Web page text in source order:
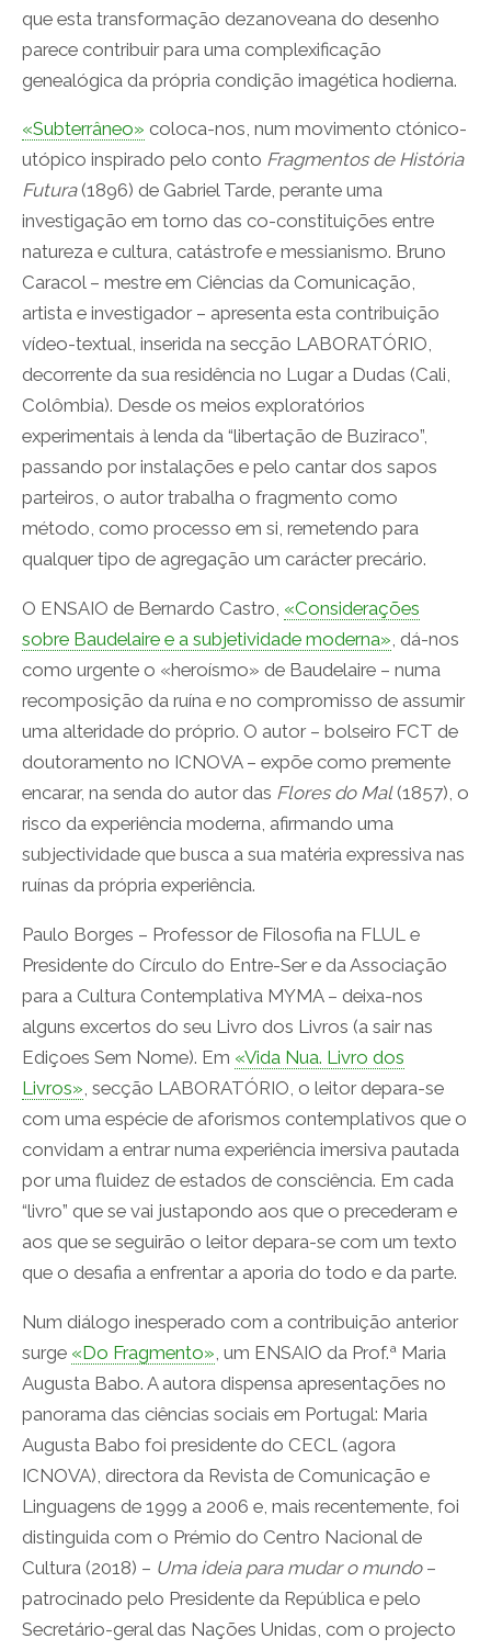
que esta transformação dezanoveana do desenho
parece contribuir para uma complexificação
genealógica da própria condição imagética hodierna.
«Subterrâneo» coloca-nos, num movimento ctónico-
utópico inspirado pelo conto Fragmentos de História
Futura(1896) de Gabriel Tarde, perante uma
investigação em torno das co-constituições entre
natureza e cultura, catástrofe e messianismo. Bruno
Caracol – mestre em Ciências da Comunicação,
artista e investigador – apresenta esta contribuição
vídeo-textual, inserida na secção LABORATÓRIO,
decorrente da sua residência no Lugar a Dudas (Cali,
Colômbia). Desde os meios exploratórios
experimentais à lenda da “libertação de Buziraco”,
passando por instalações e pelo cantar dos sapos
parteiros, o autor trabalha o fragmento como
método, como processo em si, remetendo para
qualquer tipo de agregação um carácter precário.
O ENSAIO de Bernardo Castro, «Considerações
sobre Baudelaire e a subjetividade moderna», dá-nos
como urgente o «heroísmo» de Baudelaire – numa
recomposição da ruína e no compromisso de assumir
uma alteridade do próprio. O autor – bolseiro FCT de
doutoramento no ICNOVA – expõe como premente
encarar, na senda do autor das Flores do Mal(1857), o
risco da experiência moderna, afirmando uma
subjectividade que busca a sua matéria expressiva nas
ruínas da própria experiência.
Paulo Borges – Professor de Filosofia na FLUL e
Presidente do Círculo do Entre-Ser e da Associação
para a Cultura Contemplativa MYMA – deixa-nos
alguns excertos do seu Livro dos Livros (a sair nas
Ediçoes Sem Nome). Em «Vida Nua. Livro dos
Livros» , secção LABORATÓRIO, o leitor depara-se
com uma espécie de aforismos contemplativos que o
convidam a entrar numa experiência imersiva pautada
por uma fluidez de estados de consciência. Em cada
“livro” que se vai justapondo aos que o precederam e
aos que se seguirão o leitor depara-se com um texto
que o desafia a enfrentar a aporia do todo e da parte.
Num diálogo inesperado com a contribuição anterior
surge «Do Fragmento» , um ENSAIO da Prof.ª Maria
Augusta Babo. A autora dispensa apresentações no
panorama das ciências sociais em Portugal: Maria
Augusta Babo foi presidente do CECL (agora
ICNOVA), directora da Revista de Comunicação e
Linguagens de 1999 a 2006 e, mais recentemente, foi
distinguida com o Prémio do Centro Nacional de
Cultura (2018) – Uma ideia para mudar o mundo –
patrocinado pelo Presidente da República e pelo
Secretário-geral das Nações Unidas, com o projecto